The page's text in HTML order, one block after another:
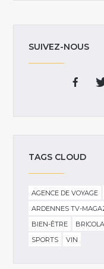
SUIVEZ-NOUS
TAGS CLOUD
AGENCE DE VOYAGE
ARDENNES TV-
BIEN-ÊTRE
SPORTS
VIN